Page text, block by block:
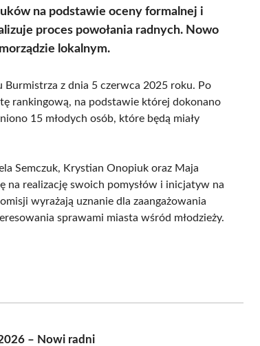
na podstawie oceny formalnej i
proces powołania radnych. Nowo
lokalnym.
Burmistrza z dnia 5 czerwca 2025 roku. Po
rankingową, na podstawie której dokonano
15 młodych osób, które będą miały
Semczuk, Krystian Onopiuk oraz Maja
na realizację swoich pomysłów i inicjatyw na
wyrażają uznanie dla zaangażowania
sprawami miasta wśród młodzieży.
– Nowi radni